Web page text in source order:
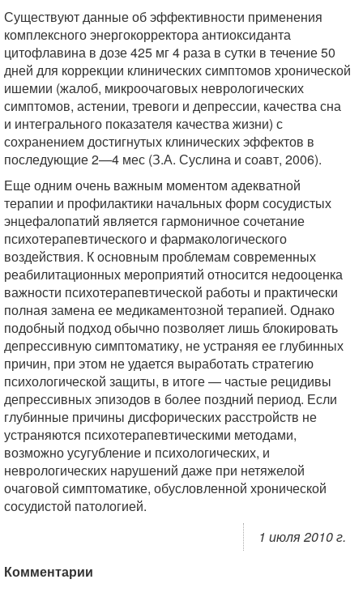
Существуют данные об эффективности применения
комплексного энергокорректора антиоксиданта
цитофлавина в дозе 425 мг 4 раза в сутки в течение 50
дней для коррекции клинических симптомов хронической
ишемии (жалоб, микроочаговых неврологических
симптомов, астении, тревоги и депрессии, качества сна
и интегрального показателя качества жизни) с
сохранением достигнутых клинических эффектов в
последующие 2—4 мес (З.А. Суслина и соавт, 2006).
Еще одним очень важным моментом адекватной
терапии и профилактики начальных форм сосудистых
энцефалопатий является гармоничное сочетание
психотерапевтического и фармакологического
воздействия. К основным проблемам современных
реабилитационных мероприятий относится недооценка
важности психотерапевтической работы и практически
полная замена ее медикаментозной терапией. Однако
подобный подход обычно позволяет лишь блокировать
депрессивную симптоматику, не устраняя ее глубинных
причин, при этом не удается выработать стратегию
психологической защиты, в итоге — частые рецидивы
депрессивных эпизодов в более поздний период. Если
глубинные причины дисфорических расстройств не
устраняются психотерапевтическими методами,
возможно усугубление и психологических, и
неврологических нарушений даже при нетяжелой
очаговой симптоматике, обусловленной хронической
сосудистой патологией.
1 июля 2010 г.
Комментарии